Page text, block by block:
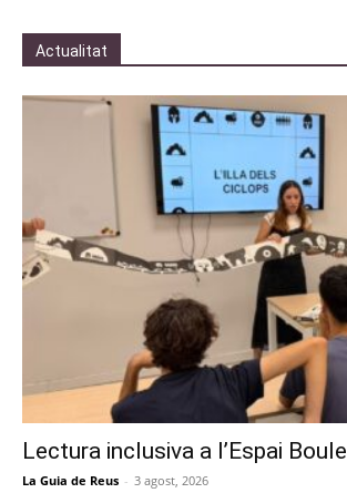
Actualitat
Lectura inclusiva a l’Espai Boule
La Guia de Reus - 3 agost, 2026